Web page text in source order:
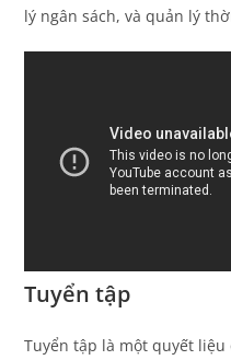
lý ngân sách, và quản lý
Tuyển tập
Tuyển tập là một quyết